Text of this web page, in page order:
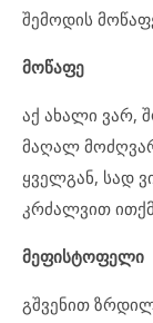
შემოდის
მოწაფე
აქ ახალი ვარ,
მაღალ
ყველგან, სად
კრძალვით
მეფისტოფელი
გშვენით